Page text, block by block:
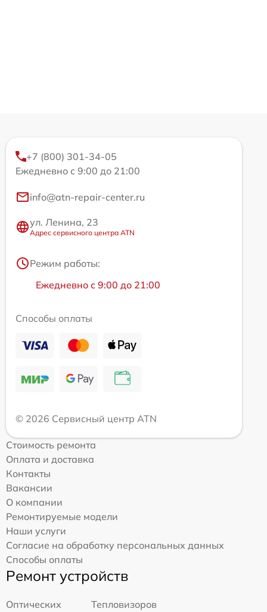
+7 (800) 301-34-05
Ежедневно с 9:00 до 21:00
info@atn-repair-center.ru
ул. Ленина, 23
Адрес сервисного центра ATN
Режим работы:
Ежедневно с 9:00 до 21:00
Способы оплаты
© 2026 Сервисный центр ATN
Стоимость ремонта
Оплата и доставка
Контакты
Вакансии
О компании
Ремонтируемые модели
Наши услуги
Согласие на обработку персональных данных
Способы оплаты
Ремонт устройств
Оптических
Тепловизоров